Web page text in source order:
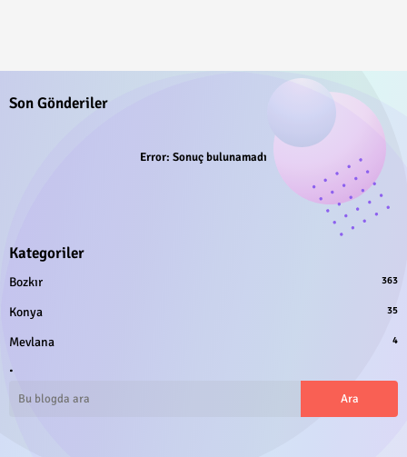
Son Gönderiler
Error: Sonuç bulunamadı
Kategoriler
Bozkır 363
Konya 35
Mevlana 4
.